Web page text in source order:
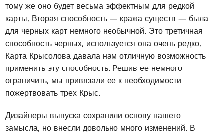
тому же оно будет весьма эффектным для редкой
карты. Вторая способность — кража существ — была
для черных карт немного необычной. Это третичная
способность черных, используется она очень редко.
Карта Крысолова давала нам отличную возможность
применить эту способность. Решив ее немного
ограничить, мы привязали ее к необходимости
пожертвовать трех Крыс.
Дизайнеры выпуска сохранили основу нашего
замысла, но внесли довольно много изменений. В